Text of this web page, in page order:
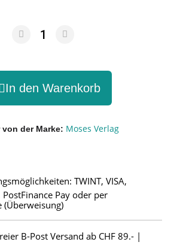
In den Warenkorb
von der Marke Moses Verlag
TWINT, VISA,
PostFinance Pay oder per
(Überweisung)
B-Post Versand ab CHF 89.- |